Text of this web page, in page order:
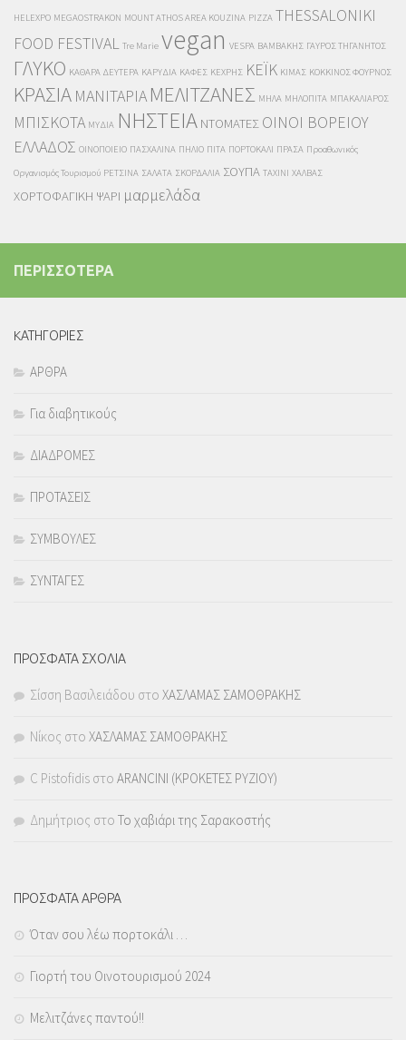
HELEXPO MEGAOSTRAKON MOUNT ATHOS AREA KOUZINA PIZZA THESSALONIKI
FOOD FESTIVAL Tre Marie vegan VESPA ΒΑΜΒΑΚΗΣ ΓΑΥΡΟΣ ΤΗΓΑΝΗΤΟΣ
ΓΛΥΚΟ ΚΑΘΑΡΑ ΔΕΥΤΕΡΑ ΚΑΡΥΔΙΑ ΚΑΦΕΣ ΚΕΧΡΗΣ ΚΕΪΚ ΚΙΜΑΣ ΚΟΚΚΙΝΟΣ ΦΟΥΡΝΟΣ
ΚΡΑΣΙΑ ΜΑΝΙΤΑΡΙΑ ΜΕΛΙΤΖΑΝΕΣ ΜΗΛΑ ΜΗΛΟΠΙΤΑ ΜΠΑΚΑΛΙΑΡΟΣ
ΜΠΙΣΚΟΤΑ ΜΥΔΙΑ ΝΗΣΤΕΙΑ ΝΤΟΜΑΤΕΣ ΟΙΝΟΙ ΒΟΡΕΙΟΥ
ΕΛΛΑΔΟΣ ΟΙΝΟΠΟΙΕΙΟ ΠΑΣΧΑΛΙΝΑ ΠΗΛΙΟ ΠΙΤΑ ΠΟΡΤΟΚΑΛΙ ΠΡΑΣΑ Προαθωνικός
Οργανισμός Τουρισμού ΡΕΤΣΙΝΑ ΣΑΛΑΤΑ ΣΚΟΡΔΑΛΙΑ ΣΟΥΠΑ ΤΑΧΙΝΙ ΧΑΛΒΑΣ
ΧΟΡΤΟΦΑΓΙΚΗ ΨΑΡΙ μαρμελάδα
ΠΕΡΙΣΣΟΤΕΡΑ
KΑΤΗΓΟΡΙΕΣ
ΑΡΘΡΑ
Για διαβητικούς
ΔΙΑΔΡΟΜΕΣ
ΠΡΟΤΑΣΕΙΣ
ΣΥΜΒΟΥΛΕΣ
ΣΥΝΤΑΓΕΣ
ΠΡΟΣΦΑΤΑ ΣΧΟΛΙΑ
Σίσση Βασιλειάδου στο ΧΑΣΛΑΜΑΣ ΣΑΜΟΘΡΑΚΗΣ
Νίκος στο ΧΑΣΛΑΜΑΣ ΣΑΜΟΘΡΑΚΗΣ
C Pistofidis στο ARANCINI (ΚΡΟΚΕΤΕΣ ΡΥΖΙΟΥ)
Δημήτριος στο Το χαβιάρι της Σαρακοστής
ΠΡΟΣΦΑΤΑ ΑΡΘΡΑ
Όταν σου λέω πορτοκάλι …
Γιορτή του Οινοτουρισμού 2024
Μελιτζάνες παντού!!